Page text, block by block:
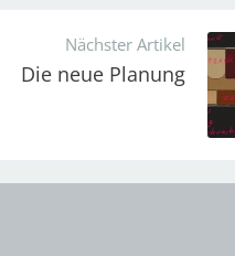
Nächster Artikel
Die neue Planung